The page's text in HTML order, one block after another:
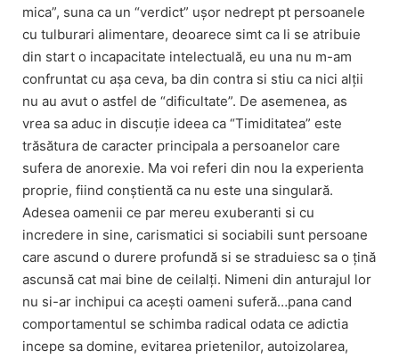
mica”, suna ca un “verdict” ușor nedrept pt persoanele
cu tulburari alimentare, deoarece simt ca li se atribuie
din start o incapacitate intelectuală, eu una nu m-am
confruntat cu așa ceva, ba din contra si stiu ca nici alții
nu au avut o astfel de “dificultate”. De asemenea, as
vrea sa aduc in discuție ideea ca “Timiditatea” este
trăsătura de caracter principala a persoanelor care
sufera de anorexie. Ma voi referi din nou la experienta
proprie, fiind conștientă ca nu este una singulară.
Adesea oamenii ce par mereu exuberanti si cu
incredere in sine, carismatici si sociabili sunt persoane
care ascund o durere profundă si se straduiesc sa o țină
ascunsă cat mai bine de ceilalți. Nimeni din anturajul lor
nu si-ar inchipui ca acești oameni suferă…pana cand
comportamentul se schimba radical odata ce adictia
incepe sa domine, evitarea prietenilor, autoizolarea,